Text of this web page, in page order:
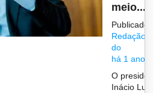
meio...
Publicado
Redação/
do
há 1 ano
O
Inácio